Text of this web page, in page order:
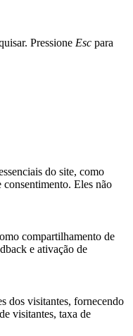
Pressione Esc para
do site, como
consentimento. Eles não
compartilhamento de
e ativação de
dos visitantes, fornecendo
visitantes, taxa de